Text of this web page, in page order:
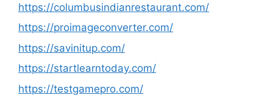
https://columbusindianrestaurant.com/
https://proimageconverter.com/
https://savinitup.com/
https://startlearntoday.com/
https://testgamepro.com/